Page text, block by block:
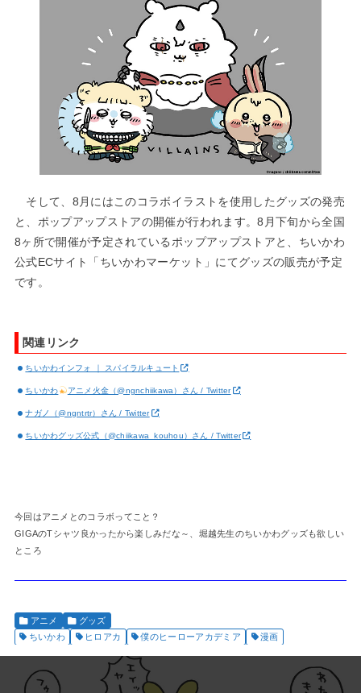
そして、8月にはこのコラボイラストを使用したグッズの発売
と、ポップアップストアの開催が行われます。8月下旬から全国
8ヶ所で開催が予定されているポップアップストアと、ちいかわ
公式ECサイト「ちいかわマーケット」にてグッズの販売が予定
です。
関連リンク
ちいかわインフォ ｜ スパイラルキュート
ちいかわ アニメ火金（@ngnchiikawa）さん / Twitter
ナガノ（@ngntrtr）さん / Twitter
ちいかわグッズ公式（@chiikawa_kouhou）さん / Twitter
今回はアニメとのコラボってこと？
GIGAのTシャツ良かったから楽しみだな～、堀越先生のちいかわグッズも欲しい
ところ
アニメ
グッズ
ちいかわ
ヒロアカ 僕のヒーローアカデミア 漫画